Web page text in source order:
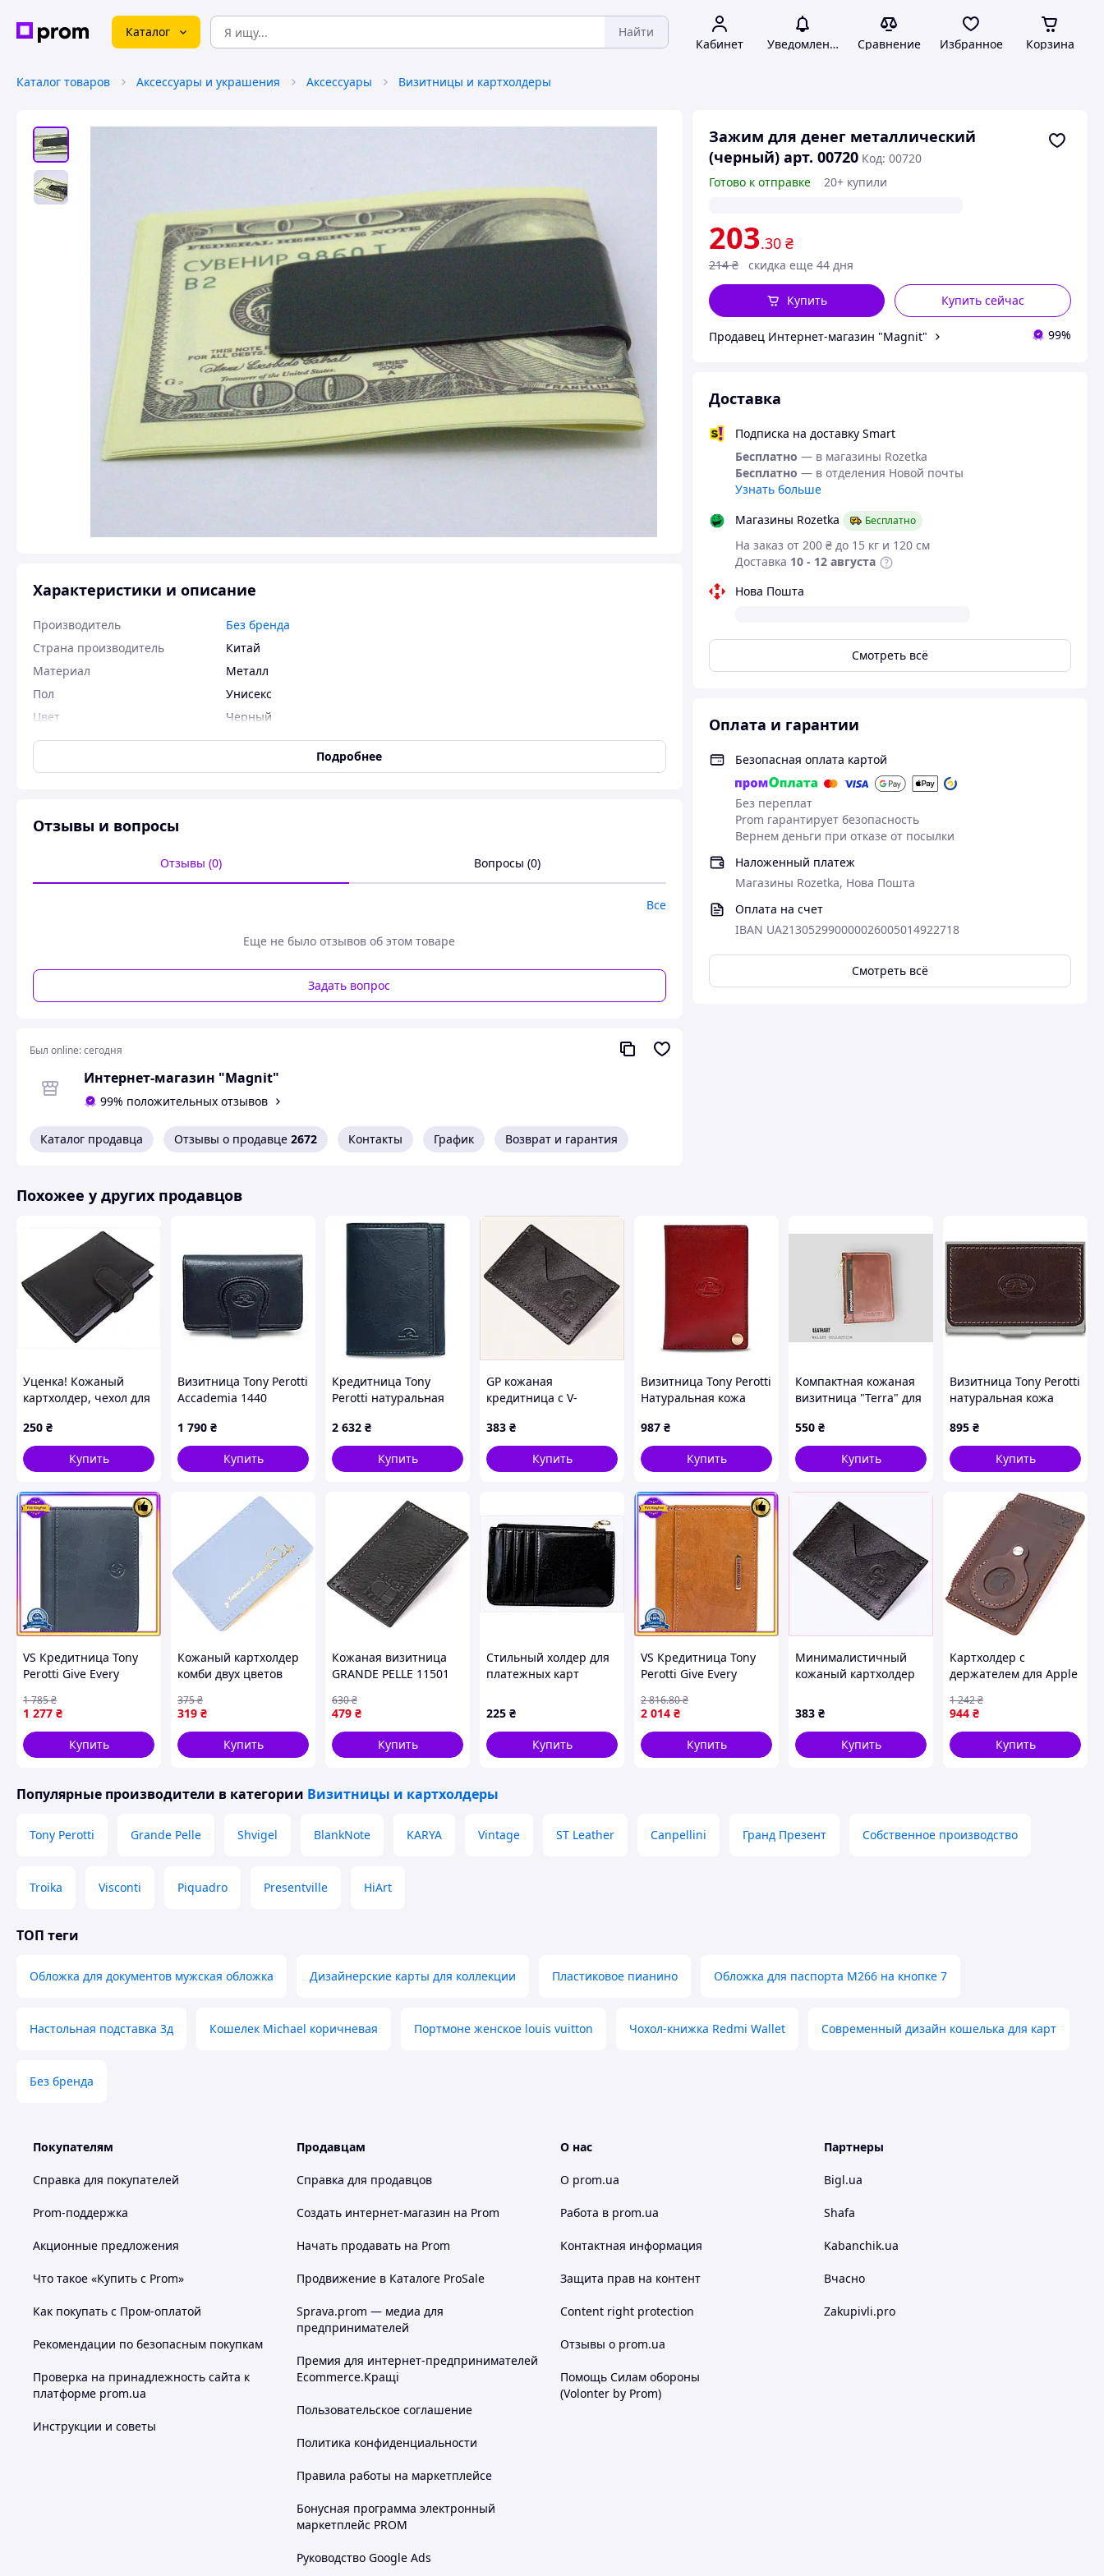
Каталог Найти
Кабинет Уведомления Сравнение Избранное Корзина
Каталог товаров Аксессуары и украшения Аксессуары Визитницы и картхолдеры
Зажим для денег металлический
(черный) арт. 00720 Код: 00720
Готово к отправке
20+ купили
203.30 ₴
214 ₴ скидка еще 44 дня
Купить сейчас
Купить
Продавец Интернет-магазин "Magnit" 99%
Доставка
Подписка на доставку Smart
Бесплатно — в магазины Rozetka
Бесплатно — в отделения Новой почты
Узнать больше
Магазины Rozetka
Бесплатно
На заказ от 200 ₴ до 15 кг и 120 см
Доставка 10 - 12 августа
Нова Пошта
Смотреть всё
Оплата и гарантии
Безопасная оплата картой
Без переплат
Prom гарантирует безопасность
Вернем деньги при отказе от посылки
Наложенный платеж
Магазины Rozetka, Нова Пошта
Оплата на счет
IBAN UA213052990000026005014922718
Смотреть всё
Характеристики и описание
Производитель
Без бренда
Страна производитель
Китай
Материал
Металл
Пол
Унисекс
Цвет
Черный
Длина
55 мм
Тип
Зажим для денег металлический (черный).
Длина 5,50 см., ширина 2,70см., вес 13.95 грм.
Подробнее
Отзывы и вопросы
Отзывы (0) Вопросы (0)
Все
Еще не было отзывов об этом товаре
Задать вопрос
Был online:сегодня
Интернет-магазин "Magnit"
99% положительных отзывов
Каталог продавца Отзывы о продавце 2672 Контакты График Возврат и гарантия
Похожее у других продавцов
Уценка! Кожаный
картхолдер, чехол для
защитой RFid Dugros
черный, 46T7P5201
250 ₴
Купить
Визитница Tony Perotti
Accademia 1440
1 790 ₴
Купить
Кредитница Tony
Perotti натуральная
(90505) Темно-синяя
2 632 ₴
Купить
GP кожаная
кредитница с V-
A6E6A81391
383 ₴
Купить
Визитница Tony Perotti
Натуральная кожа
(90664) Красная
987 ₴
Купить
Компактная кожаная
визитница "Terra" для
натуральной кожи, с
отделением для монет,
коричневая
550 ₴
Купить
Визитница Tony Perotti
натуральная кожа
(90670) Коричневая
895 ₴
Купить
VS Кредитница Tony
Perotti Give Every
натуральная кожа для
визиток и документов
унисекс 32T8_V1
1 277 ₴
1 785₴
Купить
Кожаный картхолдер
комби двух цветов
16701 Желто-голубой
319 ₴
375₴
Купить
Кожаная визитница
GRANDE PELLE 11501
479 ₴
630₴
Купить
Стильный холдер для
платежных карт
225 ₴
Купить
VS Кредитница Tony
Perotti Give Every
натуральной кожи для
визиток и купюр
стильный кошел
32T8_V1
2 014 ₴
2 816.80₴
Купить
Минималистичный
кожаный картхолдер
66813C9HA1
383 ₴
Купить
Картхолдер с
держателем для Apple
кожи GRANDE PELLE
11627 Коричневый
944 ₴
1 242₴
Купить
Популярные производители в категории Визитницы и картхолдеры
Tony Perotti Grande Pelle Shvigel BlankNote KARYA Vintage ST Leather Canpellini Гранд Презент Собственное производство
Troika Visconti Piquadro Presentville HiArt
ТОП теги
Обложка для документов мужская обложка Дизайнерские карты для коллекции Пластиковое пианино Обложка для паспорта М266 на кнопке 7
Настольная подставка 3д Кошелек Michael коричневая Портмоне женское louis vuitton Чохол-книжка Redmi Wallet Современный дизайн кошелька для карт
Без бренда
Покупателям
Справка для покупателей
Prom-поддержка
Акционные предложения
Что такое «Купить с Prom»
Как покупать с Пром-оплатой
Рекомендации по безопасным покупкам
Проверка на принадлежность сайта к
платформе prom.ua
Инструкции и советы
Продавцам
Справка для продавцов
Создать интернет-магазин на Prom
Начать продавать на Prom
Продвижение в Каталоге ProSale
Sprava.prom — медиа для
предпринимателей
Премия для интернет-предпринимателей
Ecommerce.Кращі
Пользовательское соглашение
Политика конфиденциальности
Правила работы на маркетплейсе
Бонусная программа электронный
маркетплейс PROM
Руководство Google Ads
О нас
О prom.ua
Работа в prom.ua
Контактная информация
Защита прав на контент
Content right protection
Отзывы о prom.ua
Помощь Силам обороны
(Volonter by Prom)
Партнеры
Bigl.ua
Shafa
Kabanchik.ua
Вчасно
Zakupivli.pro